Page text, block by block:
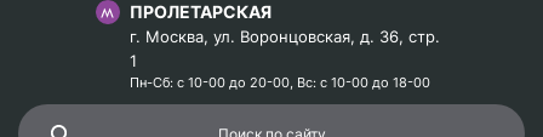
ПРОЛЕТАРСКАЯ
г. Москва, ул. Воронцовская, д. 36, стр.
1
Пн-Сб: с 10-00 до 20-00, Вс: с 10-00 до 18-00